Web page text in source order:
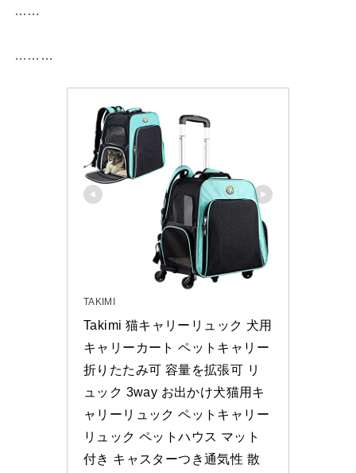
……
TAKIMI
Takimi 猫キャリーリュック 犬用
キャリーカート ペットキャリー
折りたたみ可 容量を拡張可 リ
ュック 3way お出かけ犬猫用キ
ャリーリュック ペットキャリー
リュック ペットハウス マット
付き キャスターつき通気性 散